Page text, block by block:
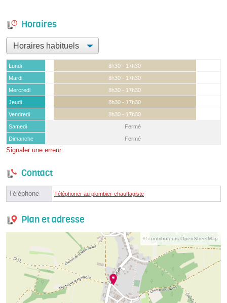
Horaires
Lundi
8h30 - 17h30
Mardi
8h30 - 17h30
Mercredi
8h30 - 17h30
Jeudi
8h30 - 17h30
Vendredi
8h30 - 17h30
Samedi
Fermé
Dimanche
Fermé
Signaler une erreur
Contact
Téléphone Téléphoner au plombier-chauffagiste
Plan et adresse
© contributeurs OpenStreetMap